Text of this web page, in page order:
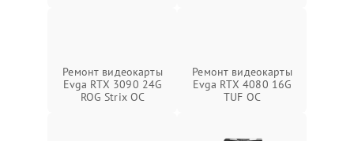
Ремонт видеокарты
Evga RTX 3090 24G
ROG Strix OC
Ремонт видеокарты
Evga RTX 4080 16G
TUF OC